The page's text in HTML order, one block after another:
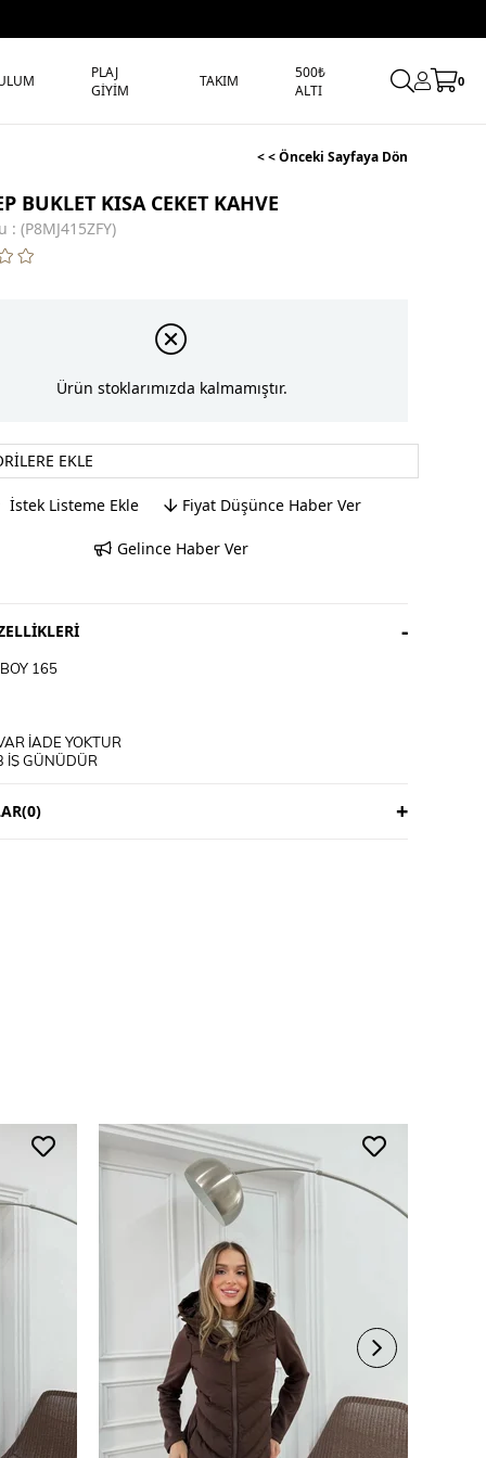
PLAJ
GİYİM
TAKIM
500₺
ALTI
0
< < Önceki Sayfaya Dön
BUKLET KISA CEKET KAHVE
(P8MJ415ZFY)
Ürün stoklarımızda kalmamıştır.
EKLE
İstek Listeme Ekle Fiyat Düşünce Haber Ver
Gelince Haber Ver
165
İADE YOKTUR
İŞ GÜNÜDÜR
TALİMATI
(0)